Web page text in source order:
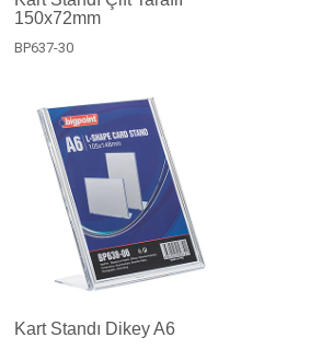
150x72mm
BP637-30
Kart Standı Dikey A6